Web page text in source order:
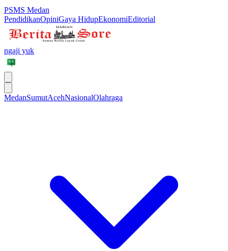
PSMS Medan
PendidikanOpiniGaya HidupEkonomiEditorial
ngaji yuk
MedanSumutAcehNasionalOlahraga